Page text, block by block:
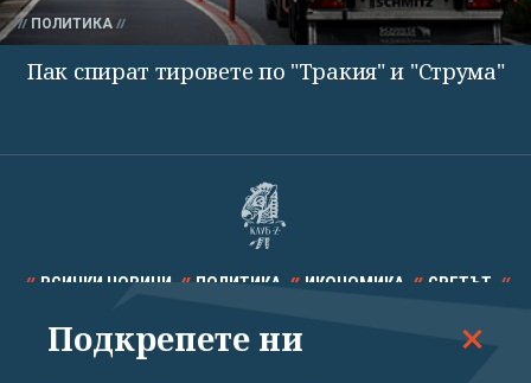
ПОЛИТИКА
Пак спират тировете по "Тракия" и "Струма"
ВСИЧКИ НОВИНИ ПОЛИТИКА ИКОНОМИКА СВЕТЪТ
СПОРТ КУЛТУРА ТЕХНОЛОГИИ КАЛЕЙДОСКОП
Подкрепете ни